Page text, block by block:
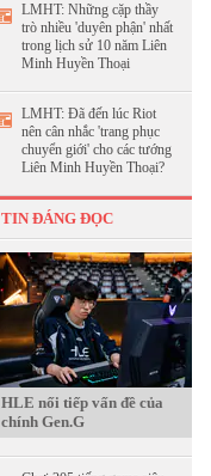
LMHT: Những cặp thầy
trò nhiều 'duyên phận' nhất
trong lịch sử 10 năm Liên
Minh Huyền Thoại
LMHT: Đã đến lúc Riot
nên cân nhắc 'trang phục
chuyển giới' cho các tướng
Liên Minh Huyền Thoại?
TIN ĐÁNG ĐỌC
HLE nối tiếp vấn đề của
chính Gen.G